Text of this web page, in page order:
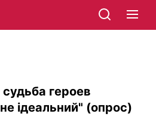
героев
ідеальний" (опрос)